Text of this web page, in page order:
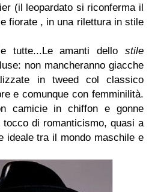
(il leopardato si riconferma il
fiorate , in una rilettura in stile
tutte...Le amanti dello stile
non mancheranno giacche
in tweed col classico
e comunque con femminilità.
camicie in chiffon e gonne
di romanticismo, quasi a
ideale tra il mondo maschile e